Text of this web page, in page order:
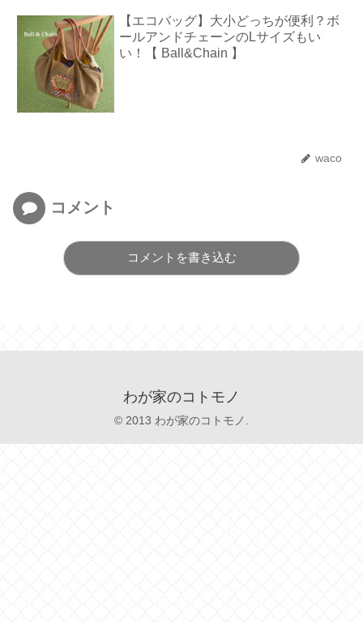
【エコバッグ】大小どっちが便利？ボ
ールアンドチェーンのLサイズもい
い！【 Ball&Chain 】
waco
コメント
コメントを書き込む
わが家のコトモノ
© 2013 わが家のコトモノ.